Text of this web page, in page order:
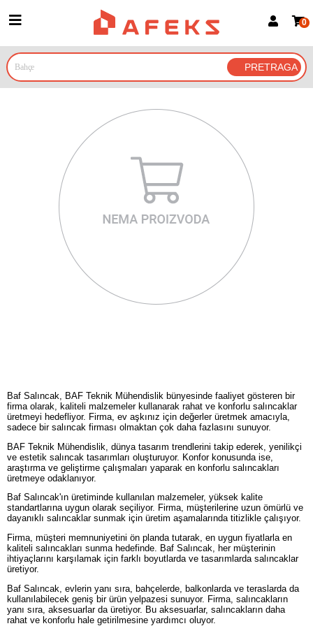
Prijava za članove
Prijavite se Google nalogom
0
Baf Salıncak, BAF Teknik Mühendislik bünyesinde faaliyet gösteren bir
firma olarak, kaliteli malzemeler kullanarak rahat ve konforlu salıncaklar
üretmeyi hedefliyor. Firma, ev aşkınız için değerler üretmek amacıyla,
sadece bir salıncak firması olmaktan çok daha fazlasını sunuyor.
BAF Teknik Mühendislik, dünya tasarım trendlerini takip ederek, yenilikçi
ve estetik salıncak tasarımları oluşturuyor. Konfor konusunda ise,
araştırma ve geliştirme çalışmaları yaparak en konforlu salıncakları
üretmeye odaklanıyor.
Baf Salıncak'ın üretiminde kullanılan malzemeler, yüksek kalite
standartlarına uygun olarak seçiliyor. Firma, müşterilerine uzun ömürlü ve
dayanıklı salıncaklar sunmak için üretim aşamalarında titizlikle çalışıyor.
Firma, müşteri memnuniyetini ön planda tutarak, en uygun fiyatlarla en
kaliteli salıncakları sunma hedefinde. Baf Salıncak, her müşterinin
ihtiyaçlarını karşılamak için farklı boyutlarda ve tasarımlarda salıncaklar
üretiyor.
Baf Salıncak, evlerin yanı sıra, bahçelerde, balkonlarda ve teraslarda da
kullanılabilecek geniş bir ürün yelpazesi sunuyor. Firma, salıncakların
yanı sıra, aksesuarlar da üretiyor. Bu aksesuarlar, salıncakların daha
rahat ve konforlu hale getirilmesine yardımcı oluyor.